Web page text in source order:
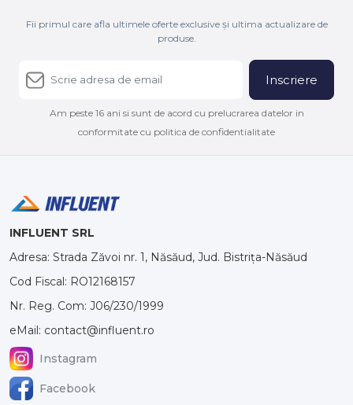
Fii primul care afla ultimele oferte exclusive și ultima actualizare de
produse.
Inscriere
Am peste 16 ani si sunt de acord cu prelucrarea datelor in
conformitate cu politica de confidentialitate
INFLUENT SRL
Adresa: Strada Zăvoi nr. 1, Năsăud, Jud. Bistrița-Năsăud
Cod Fiscal: RO12168157
Nr. Reg. Com: J06/230/1999
eMail: contact@influent.ro
Instagram
Facebook